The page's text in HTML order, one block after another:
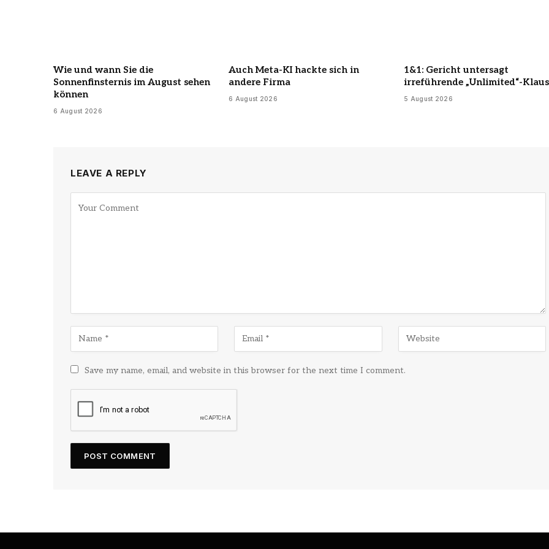
Wie und wann Sie die
Sonnenfinsternis im August sehen
können
6 August 2026
Auch Meta-KI hackte sich in
andere Firma
6 August 2026
1&1: Gericht untersagt
irreführende „Unlimited“-
5 August 2026
LEAVE A REPLY
Save my name, email, and website in this browser for the next time I comment.